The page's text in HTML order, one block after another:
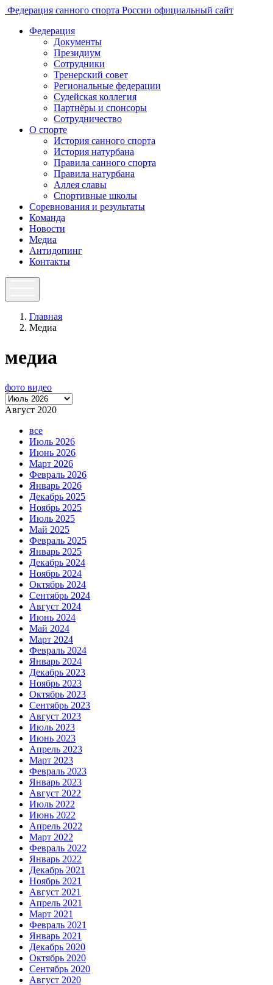
Федерация санного спорта России официальный сайт
Федерация
Документы
Президиум
Сотрудники
Тренерский совет
Региональные федерации
Судейская коллегия
Партнёры и спонсоры
Сотрудничество
О спорте
История санного спорта
История натурбана
Правила санного спорта
Правила натурбана
Аллея славы
Спортивные школы
Соревнования и результаты
Команда
Новости
Медиа
Антидопинг
Контакты
Главная
Медиа
медиа
фото видео
Август 2020
все
Июль 2026
Июнь 2026
Март 2026
Февраль 2026
Январь 2026
Декабрь 2025
Ноябрь 2025
Июль 2025
Май 2025
Февраль 2025
Январь 2025
Декабрь 2024
Ноябрь 2024
Октябрь 2024
Сентябрь 2024
Август 2024
Июнь 2024
Май 2024
Март 2024
Февраль 2024
Январь 2024
Декабрь 2023
Ноябрь 2023
Октябрь 2023
Сентябрь 2023
Август 2023
Июль 2023
Июнь 2023
Апрель 2023
Март 2023
Февраль 2023
Январь 2023
Август 2022
Июль 2022
Июнь 2022
Апрель 2022
Март 2022
Февраль 2022
Январь 2022
Декабрь 2021
Ноябрь 2021
Август 2021
Апрель 2021
Март 2021
Февраль 2021
Январь 2021
Декабрь 2020
Октябрь 2020
Сентябрь 2020
Август 2020